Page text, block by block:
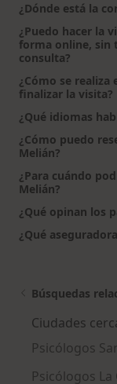
¿Dónde está la
¿Puedo hacer la
forma online, sin
consulta?
¿Cómo se realiza
finalizar la visita?
¿Qué idiomas
¿Cómo puedo
Melián?
¿Para cuándo
Melián?
¿Qué opinan los
¿Qué
Búsquedas
Ciudades
Psicólogos
Psicólogos